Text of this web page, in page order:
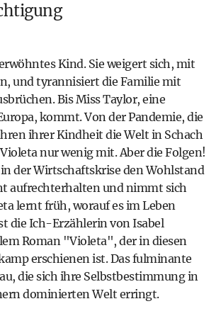
Kind. Sie weigert sich, mit
und tyrannisiert die Familie mit
Bis Miss Taylor, eine
kommt. Von der Pandemie, die
ihrer Kindheit die Welt in Schach
nur wenig mit. Aber die Folgen!
der Wirtschaftskrise den Wohlstand
aufrechterhalten und nimmt sich
lernt früh, worauf es im Leben
die Ich-Erzählerin von Isabel
Roman "Violeta", der in diesen
erschienen ist. Das fulminante
die sich ihre Selbstbestimmung in
dominierten Welt erringt.